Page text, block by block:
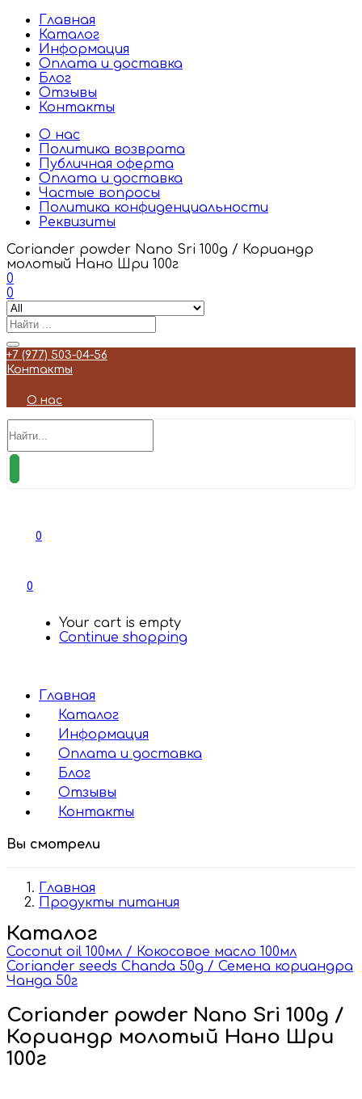
Главная
Каталог
Информация
Оплата и доставка
Блог
Отзывы
Контакты
О нас
Политика возврата
Публичная оферта
Оплата и доставка
Частые вопросы
Политика конфиденциальности
Реквизиты
Coriander powder Nano Sri 100g / Кориандр
молотый Нано Шри 100г
0
0
+7 (977) 503-04-56
Контакты
О нас
0
0
Your cart is empty
Continue shopping
Главная
Каталог
Информация
Оплата и доставка
Блог
Отзывы
Контакты
Вы смотрели
Главная
Продукты питания
Каталог
Coconut oil 100мл / Кокосовое масло 100мл
Coriander seeds Chanda 50g / Семена кориандра
Чанда 50г
Coriander powder Nano Sri 100g /
Кориандр молотый Нано Шри
100г